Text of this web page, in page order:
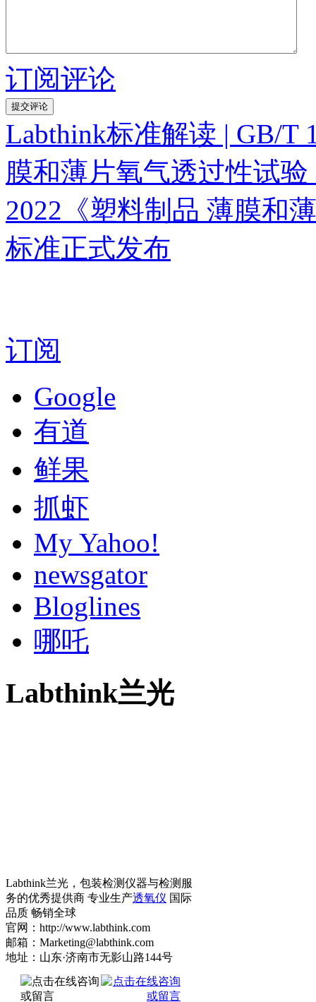
订阅评论
Labthink标准解读 | GB/T
膜和薄片氧气透过性试
2022《塑料制品 薄膜和
标准正式发布
订阅
Google
有道
鲜果
抓虾
My Yahoo!
newsgator
Bloglines
哪吒
Labthink兰光
Labthink兰光，包装检测仪器与检测服
务的优秀提供商 专业生产透氧仪 国际
品质 畅销全球
官网：http://www.labthink.com
邮箱：Marketing@labthink.com
地址：山东·济南市无影山路144号